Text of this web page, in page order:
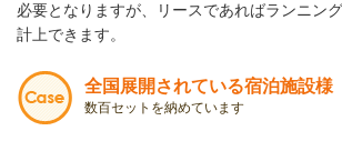
必要となりますが、リースであればランニン
計上できます。
全国展開されている宿泊施設様
数百セットを納めています